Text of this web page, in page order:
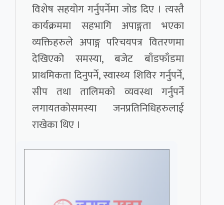
विशेष सहयोग गर्नुपर्नेमा जोड दिए । त्यस्तै
कार्यक्रममा सहभागि अपाङ्गता भएका
व्यक्तिहरुले अपाङ्ग परिचयपत्र वितरणमा
देखिएको समस्या, बजेट बाँडफाँडमा
प्राथमिकता दिनुपर्ने, स्वास्थ्य शिविर गर्नुपर्ने,
सीप तथा तालिमको व्यवस्था गर्नुपर्ने
लगायतकोसमस्या जनप्रतिनिधिहरुलाई
राखेका थिए ।